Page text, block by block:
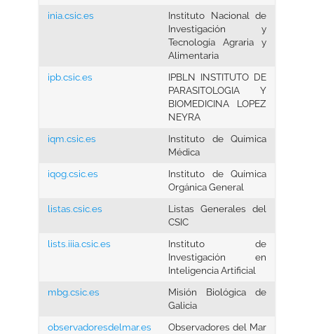
inia.csic.es
Instituto Nacional de
Investigación y
Tecnología Agraria y
Alimentaria
ipb.csic.es
IPBLN INSTITUTO DE
PARASITOLOGIA Y
BIOMEDICINA LOPEZ
NEYRA
iqm.csic.es
Instituto de Química
Médica
iqog.csic.es
Instituto de Química
Orgánica General
listas.csic.es
Listas Generales del
CSIC
lists.iiia.csic.es
Instituto de
Investigación en
Inteligencia Artificial
mbg.csic.es
Misión Biológica de
Galicia
observadoresdelmar.es
Observadores del Mar